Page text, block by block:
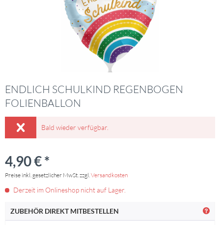
ENDLICH SCHULKIND REGENBOGEN
FOLIENBALLON
Bald wieder verfügbar.
4,90 € *
Preise inkl. gesetzlicher MwSt. zzgl.Versandkosten
Derzeit im Onlineshop nicht auf Lager.
ZUBEHÖR DIREKT MITBESTELLEN